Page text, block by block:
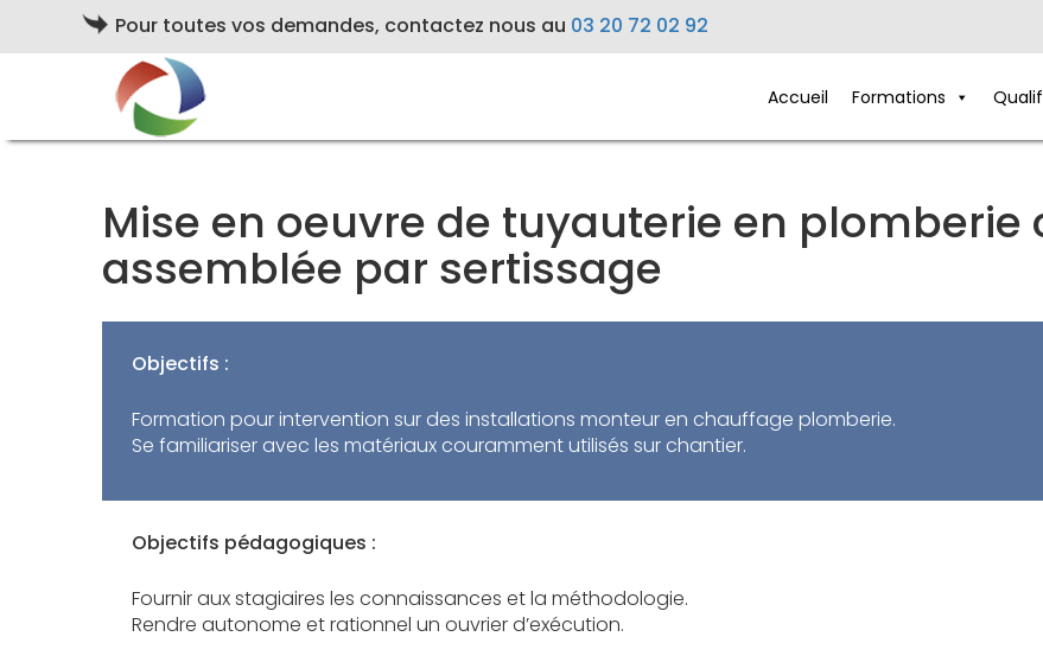
Pour toutes vos demandes, contactez nous au 03 20 72 02 92
Accueil Formations
Mise en oeuvre de tuyauterie en plomberie
assemblée par sertissage
Objectifs :
Formation pour intervention sur des installations monteur en chauffage plomberie.
Se familiariser avec les matériaux couramment utilisés sur chantier.
Objectifs pédagogiques :
Fournir aux stagiaires les connaissances et la méthodologie.
Rendre autonome et rationnel un ouvrier d’exécution.